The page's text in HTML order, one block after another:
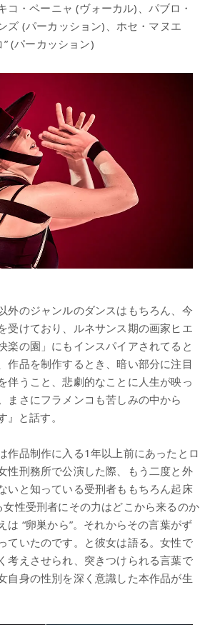
コ・ペーニャ (ヴォーカル)、パブロ・
ズ (パーカッション)、ホセ・マヌエ
(パーカッション)
外のジャンルのダンスはもちろん、今
受けており、ルネサンス期の画家ヒエ
楽の園」にもインスパイアされてると
作品を制作するとき、暗い部分に注目
伴うこと、悲劇的なことに人生が映っ
まさにフラメンコも苦しみの中から
』と話す。
作品制作に入る1年以上前にあったとロ
性刑務所で公演した際、もう二度と外
いと知っている受刑者ももちろん起床
性受刑者にその力はどこから来るのか
は “卵巣から”。それからその言葉がず
ていたのです。と彼女は語る。女性で
考えさせられ、突きつけられる言葉で
自身の性別を深く意識した本作品が生